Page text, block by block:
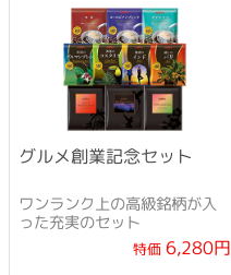
グルメ創業記念セット
ワンランク上の高級銘柄が入
った充実のセット
特価6,280円